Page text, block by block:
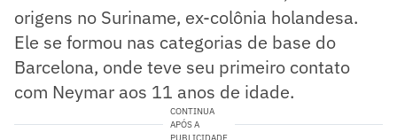
origens no Suriname, ex-colônia holandesa.
Ele se formou nas categorias de base do
Barcelona, onde teve seu primeiro contato
com Neymar aos 11 anos de idade.
CONTINUA
APÓS A
PUBLICIDADE